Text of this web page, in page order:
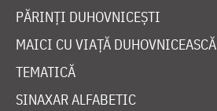
PĂRINȚI DUHOVNICEȘTI
MAICI CU VIAȚĂ DUHOVNICEASCĂ
TEMATICĂ
SINAXAR ALFABETIC